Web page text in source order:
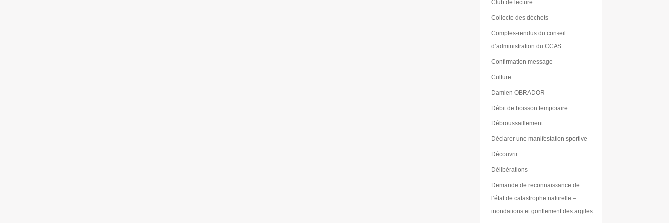
Club de lecture
Collecte des déchets
Comptes-rendus du conseil
d’administration du CCAS
Confirmation message
Culture
Damien OBRADOR
Débit de boisson temporaire
Débroussaillement
Déclarer une manifestation sportive
Découvrir
Délibérations
Demande de reconnaissance de
l’état de catastrophe naturelle –
inondations et gonflement des argiles